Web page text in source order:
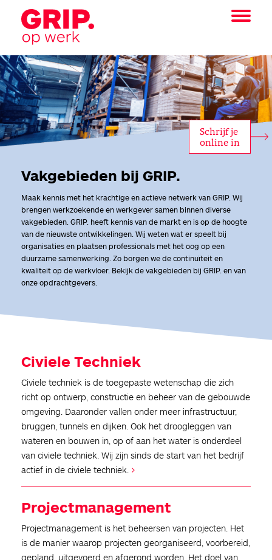
Schrijf je
online in
Vakgebieden bij GRIP.
Maak kennis met het krachtige en actieve netwerk van GRIP. Wij
brengen werkzoekende en werkgever samen binnen diverse
vakgebieden. GRIP. heeft kennis van de markt en is op de hoogte
van de nieuwste ontwikkelingen. Wij weten wat er speelt bij
organisaties en plaatsen professionals met het oog op een
duurzame samenwerking. Zo borgen we de continuïteit en
kwaliteit op de werkvloer. Bekijk de vakgebieden bij GRIP. en van
onze opdrachtgevers.
Civiele Techniek
Civiele techniek is de toegepaste wetenschap die zich
richt op ontwerp, constructie en beheer van de gebouwde
omgeving. Daaronder vallen onder meer infrastructuur,
bruggen, tunnels en dijken. Ook het droogleggen van
wateren en bouwen in, op of aan het water is onderdeel
van civiele techniek. Wij zijn sinds de start van het bedrijf
actief in de civiele techniek.
Projectmanagement
Projectmanagement is het beheersen van projecten. Het
is de manier waarop projecten georganiseerd, voorbereid,
gepland, uitgevoerd en afgerond worden. Het doel van